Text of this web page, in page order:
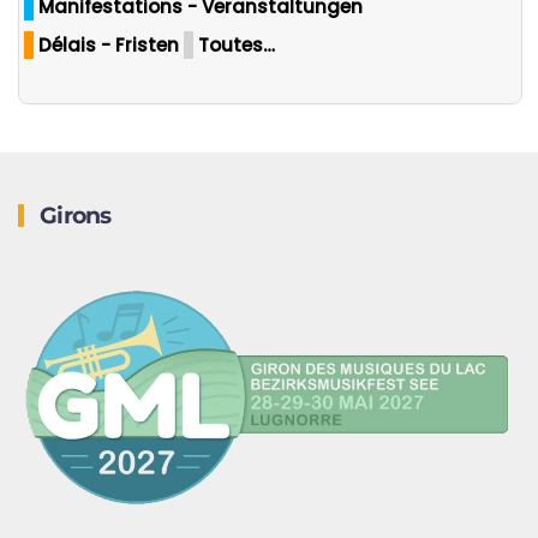
Manifestations - Veranstaltungen
Délais - Fristen
Toutes…
Girons